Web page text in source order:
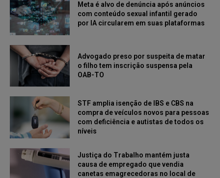
Meta é alvo de denúncia após anúncios
com conteúdo sexual infantil gerado
por IA circularem em suas plataformas
Advogado preso por suspeita de matar
o filho tem inscrição suspensa pela
OAB-TO
STF amplia isenção de IBS e CBS na
compra de veículos novos para pessoas
com deficiência e autistas de todos os
níveis
Justiça do Trabalho mantém justa
causa de empregado que vendia
canetas emagrecedoras no local de